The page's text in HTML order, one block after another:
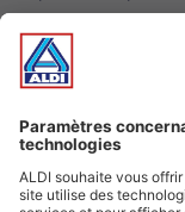
Offres
Infos essentielles
Suivez